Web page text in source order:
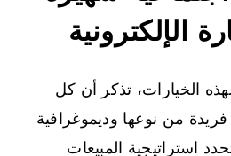
تذكر أن كل
من نوعها وديموغرافية
المبيعات